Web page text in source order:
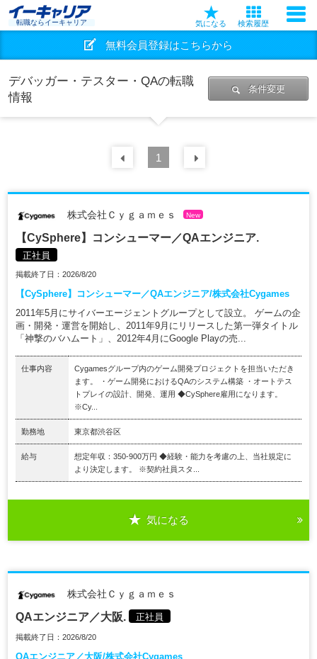
転職ならイーキャリア 気になる 検索履歴
無料会員登録はこちらから
デバッガー・テスター・QAの転職
情報
条件変更
前の 件
1
株式会社Ｃｙｇａｍｅｓ New
【CySphere】コンシューマー／QAエンジニア.
正社員
掲載終了日：2026/8/20
【CySphere】コンシューマー／QAエンジニア/株式会社Cygames
2011年5月にサイバーエージェントグループとして設立。 ゲームの企
画・開発・運営を開始し、2011年9月にリリースした第一弾タイトル
「神撃のバハムート」、2012年4月にGoogle Playの売...
仕事内容
Cygamesグループ内のゲーム開発プロジェクトを担当いただき
ます。 ・ゲーム開発におけるQAのシステム構築 ・オートテス
トプレイの設計、開発、運用 ◆CySphere雇用になります。
※Cy...
勤務地 東京都渋谷区
給与
想定年収：350-900万円 ◆経験・能力を考慮の上、当社規定に
より決定します。 ※契約社員スタ...
気になる
株式会社Ｃｙｇａｍｅｓ
QAエンジニア／大阪. 正社員
掲載終了日：2026/8/20
QAエンジニア／大阪/株式会社Cygames